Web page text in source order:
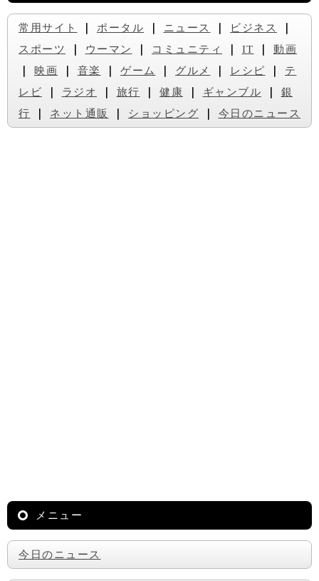
常用サイト ｜ ポータル ｜ ニュース ｜ ビジネス
｜
スポーツ
｜ ウーマン ｜ コミュニティ ｜ IT ｜ 動画
｜ 映画 ｜ 音楽 ｜ ゲーム ｜ グルメ ｜ レシピ ｜ テ
レビ ｜ ラジオ ｜ 旅行 ｜ 健康 ｜ ギャンブル ｜ 銀
行 ｜ ネット通販 ｜ ショッピング ｜ 今日のニュース
メニュー
今日のニュース